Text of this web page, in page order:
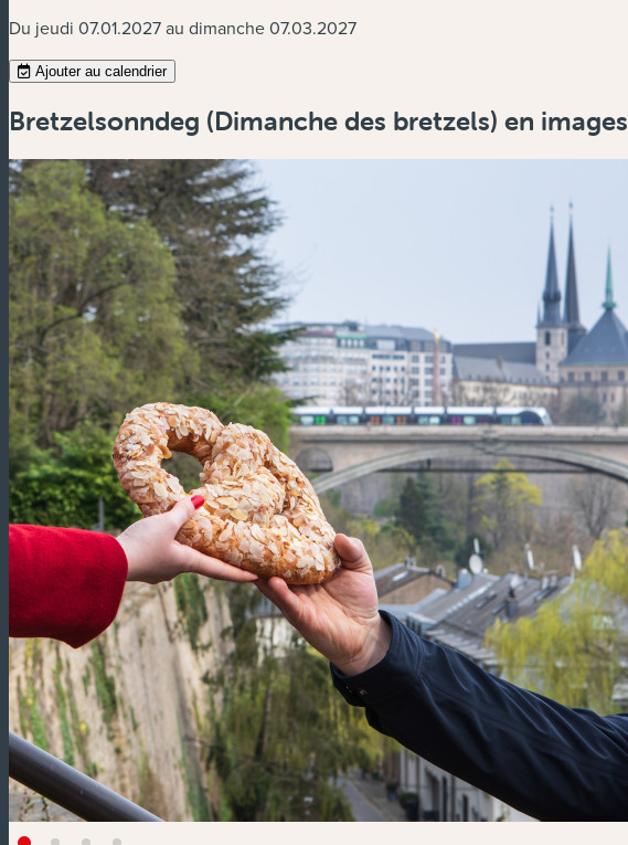
Du jeudi 07.01.2027 au dimanche 07.03.2027
Ajouter au calendrier
Bretzelsonndeg (Dimanche des bretzels) en images